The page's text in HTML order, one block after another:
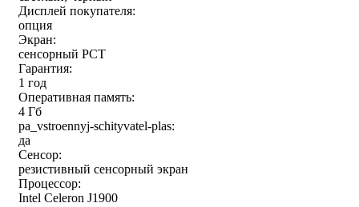
Дисплей покупателя:
опция
Экран:
сенсорный РСТ
Гарантия:
1 год
Оперативная память:
4 Гб
pa_vstroennyj-schityvatel-plas:
да
Сенсор:
резистивный сенсорный экран
Процессор:
Intel Celeron J1900